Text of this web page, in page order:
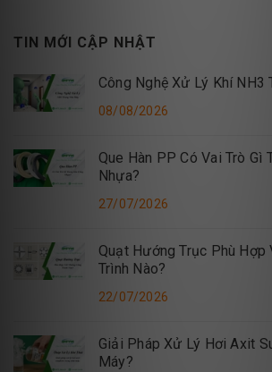
TIN MỚI CẬP NHẬT
Công Nghệ Xử Lý Khí NH3
08/08/2026
Que Hàn PP Có Vai Trò Gì
Nhựa?
27/07/2026
Quạt Hướng Trục Phù Hợp
Trình Nào?
22/07/2026
Giải Pháp Xử Lý Hơi Axit
Máy?